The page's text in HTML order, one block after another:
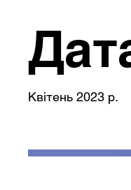
Квітень 2023 р.